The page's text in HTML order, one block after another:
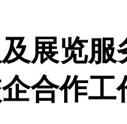
展览
合作工